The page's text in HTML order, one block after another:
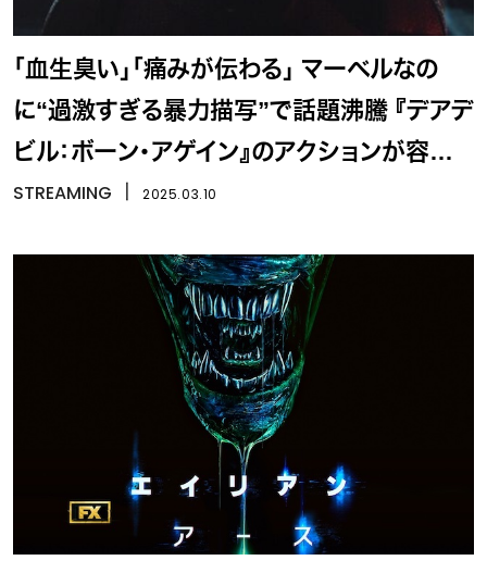
「血生臭い」「痛みが伝わる」 マーベルなの
に“過激すぎる暴力描写”で話題沸騰 『デアデ
ビル：ボーン・アゲイン』のアクションが容赦
ない
STREAMING 2025.03.10